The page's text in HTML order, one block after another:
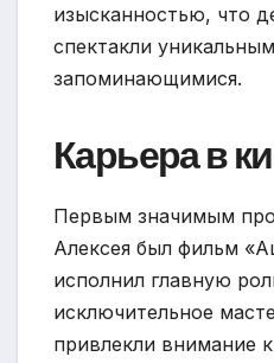
изысканностью, что
спектакли
запоминающимися.
Карьера в
Первым значимым
Алексея был фильм
исполнил главную
исключительное
привлекли внимание